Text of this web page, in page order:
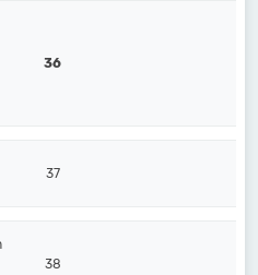
36
37
38